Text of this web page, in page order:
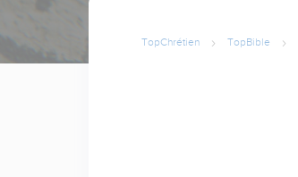
TopChrétien TopBible